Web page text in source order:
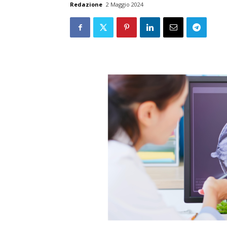
Redazione 2 Maggio 2024